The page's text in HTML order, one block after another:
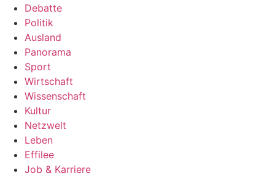
Debatte
Politik
Ausland
Panorama
Sport
Wirtschaft
Wissenschaft
Kultur
Netzwelt
Leben
Effilee
Job & Karriere